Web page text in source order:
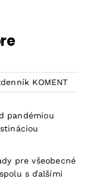
KOMENT
pandémiou
pre všeobecné
s ďalšími